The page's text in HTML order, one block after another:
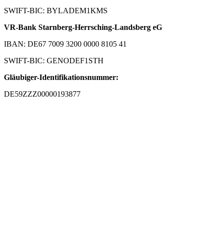
SWIFT-BIC: BYLADEM1KMS
VR-Bank Starnberg-Herrsching-Landsberg eG
IBAN: DE67 7009 3200 0000 8105 41
SWIFT-BIC: GENODEF1STH
Gläubiger-Identifikationsnummer:
DE59ZZZ00000193877